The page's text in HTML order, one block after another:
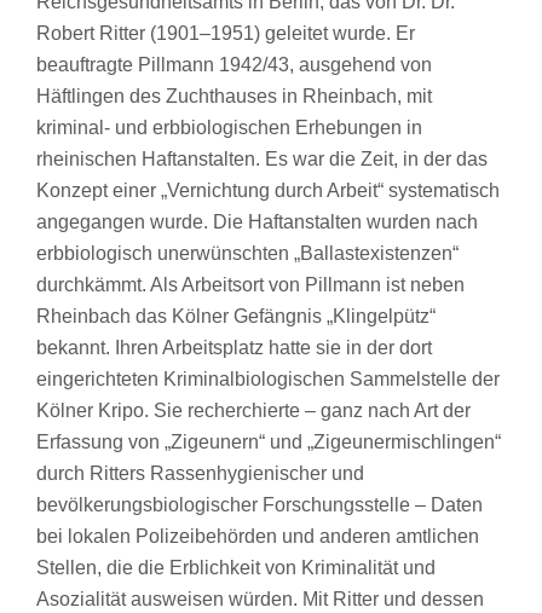
Robert Ritter (1901–1951) geleitet wurde. Er
beauftragte Pillmann 1942/43, ausgehend von
Häftlingen des Zuchthauses in Rheinbach, mit
kriminal- und erbbiologischen Erhebungen in
rheinischen Haftanstalten. Es war die Zeit, in der das
Konzept einer „Vernichtung durch Arbeit“ systematisch
angegangen wurde. Die Haftanstalten wurden nach
erbbiologisch unerwünschten „Ballastexistenzen“
durchkämmt. Als Arbeitsort von Pillmann ist neben
Rheinbach das Kölner Gefängnis „Klingelpütz“
bekannt. Ihren Arbeitsplatz hatte sie in der dort
eingerichteten Kriminalbiologischen Sammelstelle der
Kölner Kripo. Sie recherchierte – ganz nach Art der
Erfassung von „Zigeunern“ und „Zigeunermischlingen“
durch Ritters Rassenhygienischer und
bevölkerungsbiologischer Forschungsstelle – Daten
bei lokalen Polizeibehörden und anderen amtlichen
Stellen, die die Erblichkeit von Kriminalität und
Asozialität ausweisen würden. Mit Ritter und dessen